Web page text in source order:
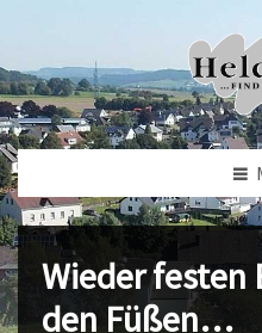
Wieder festen
den Füßen…